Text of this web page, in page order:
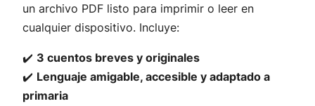
un archivo PDF listo para imprimir o leer en
cualquier dispositivo. Incluye:
✔️ 3 cuentos breves y originales
✔️ Lenguaje amigable, accesible y adaptado a
primaria